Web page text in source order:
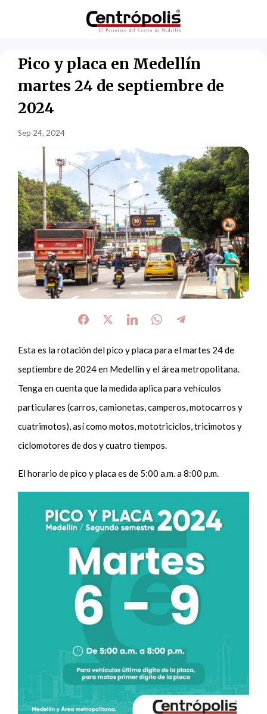
Pico y placa en Medellín
martes 24 de septiembre de
2024
Sep 24, 2024
Esta es la rotación del pico y placa para el martes 24 de
septiembre de 2024 en Medellín y el área metropolitana.
Tenga en cuenta que la medida aplica para vehículos
particulares (carros, camionetas, camperos, motocarros y
cuatrimotos), así como motos, mototriciclos, tricimotos y
ciclomotores de dos y cuatro tiempos.
El horario de pico y placa es de 5:00 a.m. a 8:00 p.m.